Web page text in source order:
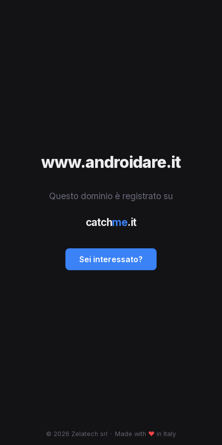
www.androidare.it
Questo dominio è registrato su
catchme.it
Sei interessato?
© 2026 Zelatech srl · Made with ♥ in Italy